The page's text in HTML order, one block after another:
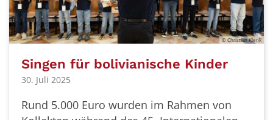
© Christian Klenk
Singen für bolivianische Kinder
30. Juli 2025
Rund 5.000 Euro wurden im Rahmen von